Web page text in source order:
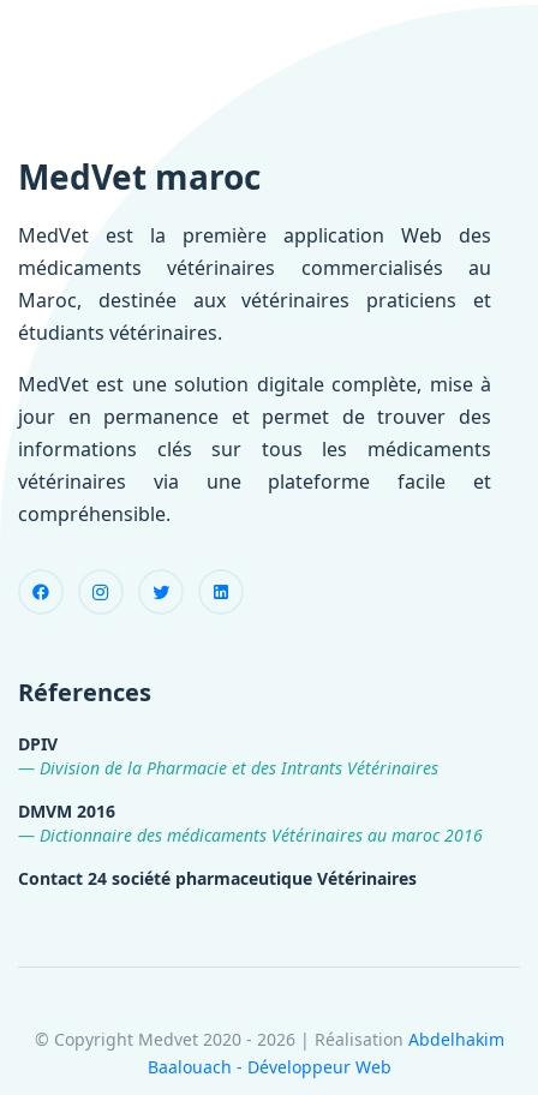
MedVet maroc
MedVet est la première application Web des
médicaments vétérinaires commercialisés au
Maroc, destinée aux vétérinaires praticiens et
étudiants vétérinaires.
MedVet est une solution digitale complète, mise à
jour en permanence et permet de trouver des
informations clés sur tous les médicaments
vétérinaires via une plateforme facile et
compréhensible.
Réferences
DPIV
Division de la Pharmacie et des Intrants Vétérinaires
DMVM 2016
Dictionnaire des médicaments Vétérinaires au maroc 2016
Contact 24 société pharmaceutique Vétérinaires
© Copyright Medvet 2020 - 2026 | Réalisation Abdelhakim
Baalouach - Développeur Web